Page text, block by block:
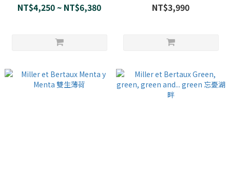
NT$4,250 ~ NT$6,380 NT$3,990